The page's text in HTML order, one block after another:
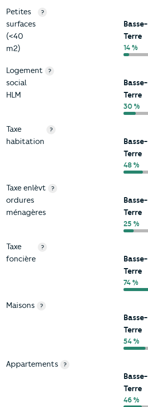
Petites
surfaces
(<40
m2)
?
Basse-
Terre
14 %
Logement
social
HLM
?
Basse-
Terre
30 %
Taxe
habitation
?
Basse-
Terre
48 %
Taxe enlèvt
ordures
ménagères
?
Basse-
Terre
25 %
Taxe
foncière
?
Basse-
Terre
74 %
Maisons ?
Basse-
Terre
54 %
Appartements ?
Basse-
Terre
46 %